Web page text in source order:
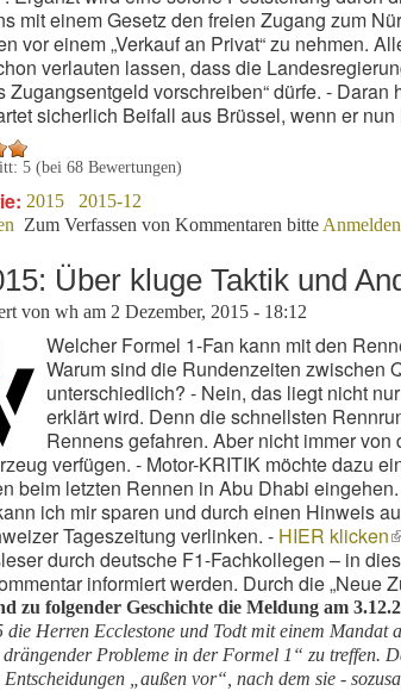
mit einem Gesetz den freien Zugang zum
vor einem „Verkauf an Privat“ zu nehmen.
verlauten lassen, dass die
Zugangsentgeld vorschreiben“ dürfe. -
sicherlich Beifall aus Brüssel, wenn er
5 (bei 68 Bewertungen)
2015
2015-12
über NEU: Nürburgring-Zugang für 1900 € p.a.
Zum Verfassen von Kommentaren bitte Anmelden
Über kluge Taktik und
von wh am 2 Dezember, 2015 - 18:12
Welcher Formel 1-Fan kann mit den
Warum sind die Rundenzeiten zwischen
unterschiedlich? - Nein, das liegt nicht
erklärt wird. Denn die schnellsten
Rennens gefahren. Aber nicht immer
verfügen. - Motor-KRITIK möchte dazu
beim letzten Rennen in Abu Dhabi
ich mir sparen und durch einen Hinweis
Tageszeitung verlinken. - HIER klicken
durch deutsche F1-Fachkollegen – in
informiert werden. Durch die „Neue
zu folgender Geschichte die Meldung am
die Herren Ecclestone und Todt mit einem Mandat
Probleme in der Formel 1“ zu treffen.
„außen vor“, nach dem sie -